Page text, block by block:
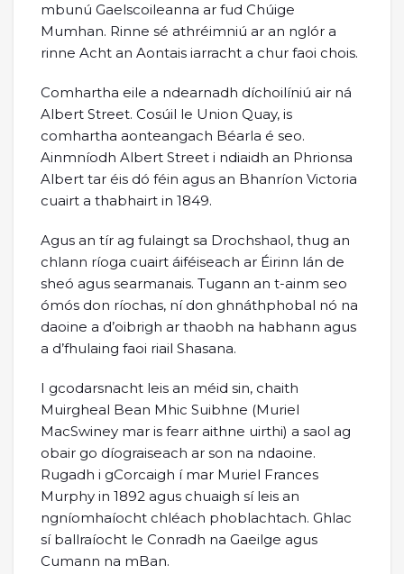
mbunú Gaelscoileanna ar fud Chúige
Mumhan. Rinne sé athréimniú ar an nglór a
rinne Acht an Aontais iarracht a chur faoi chois.
Comhartha eile a ndearnadh díchoilíniú air ná
Albert Street. Cosúil le Union Quay, is
comhartha aonteangach Béarla é seo.
Ainmníodh Albert Street i ndiaidh an Phrionsa
Albert tar éis dó féin agus an Bhanríon Victoria
cuairt a thabhairt in 1849.
Agus an tír ag fulaingt sa Drochshaol, thug an
chlann ríoga cuairt áiféiseach ar Éirinn lán de
sheó agus searmanais. Tugann an t-ainm seo
ómós don ríochas, ní don ghnáthphobal nó na
daoine a d’oibrigh ar thaobh na habhann agus
a d’fhulaing faoi riail Shasana.
I gcodarsnacht leis an méid sin, chaith
Muirgheal Bean Mhic Suibhne (Muriel
MacSwiney mar is fearr aithne uirthi) a saol ag
obair go díograiseach ar son na ndaoine.
Rugadh i gCorcaigh í mar Muriel Frances
Murphy in 1892 agus chuaigh sí leis an
ngníomhaíocht chléach phoblachtach. Ghlac
sí ballraíocht le Conradh na Gaeilge agus
Cumann na mBan.